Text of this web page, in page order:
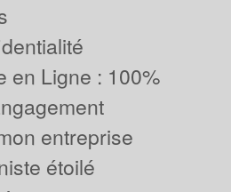
en Ligne : 100%
entreprise
étoilé